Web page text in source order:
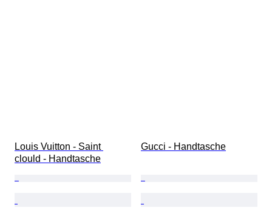
Louis Vuitton - Saint
clould - Handtasche
Gucci - Handtasche